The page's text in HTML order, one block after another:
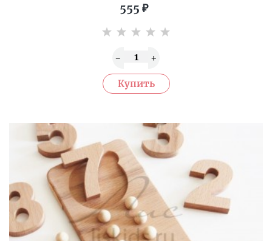
555 ₽